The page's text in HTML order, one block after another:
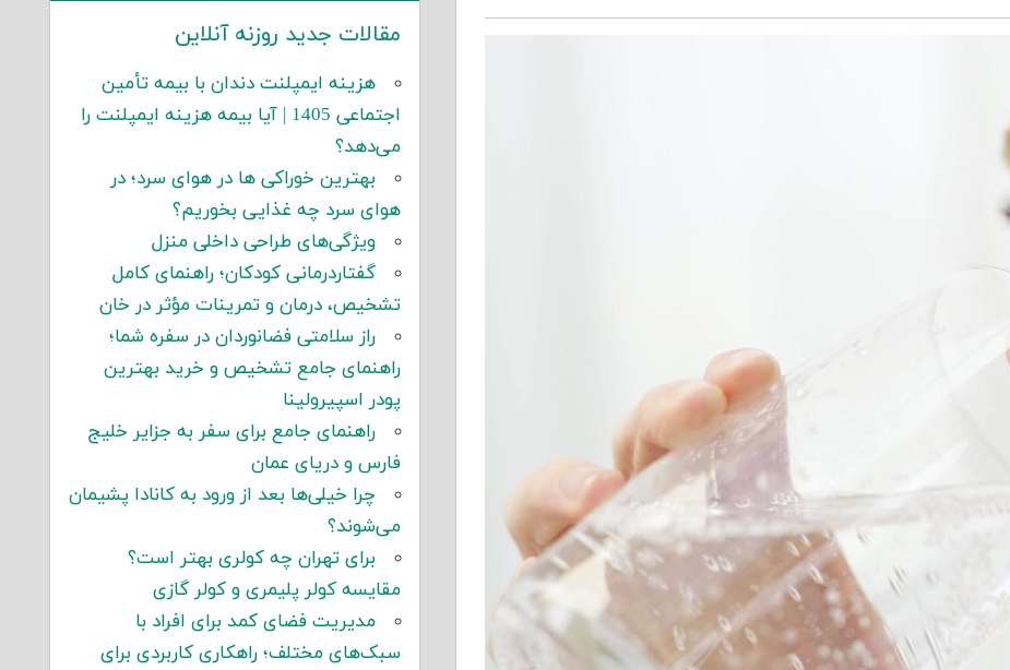
مقالات جدید روزنه آنلاین
هزینه ایمپلنت دندان با بیمه تأمین
اجتماعی 1405 | آیا بیمه هزینه ایمپلنت را
می‌دهد؟
بهترین خوراکی ها در هوای سرد؛ در
هوای سرد چه غذایی بخوریم؟
ویژگی‌های طراحی داخلی منزل
گفتاردرمانی کودکان؛ راهنمای کامل
تشخیص، درمان و تمرینات مؤثر در خان
راز سلامتی فضانوردان در سفره شما؛
راهنمای جامع تشخیص و خرید بهترین
پودر اسپیرولینا
راهنمای جامع برای سفر به جزایر خلیج
فارس و دریای عمان
چرا خیلی‌ها بعد از ورود به کانادا پشیمان
می‌شوند؟
برای تهران چه کولری بهتر است؟
مقایسه کولر پلیمری و کولر گازی
مدیریت فضای کمد برای افراد با
سبک‌های مختلف؛ راهکاری کاربردی برای